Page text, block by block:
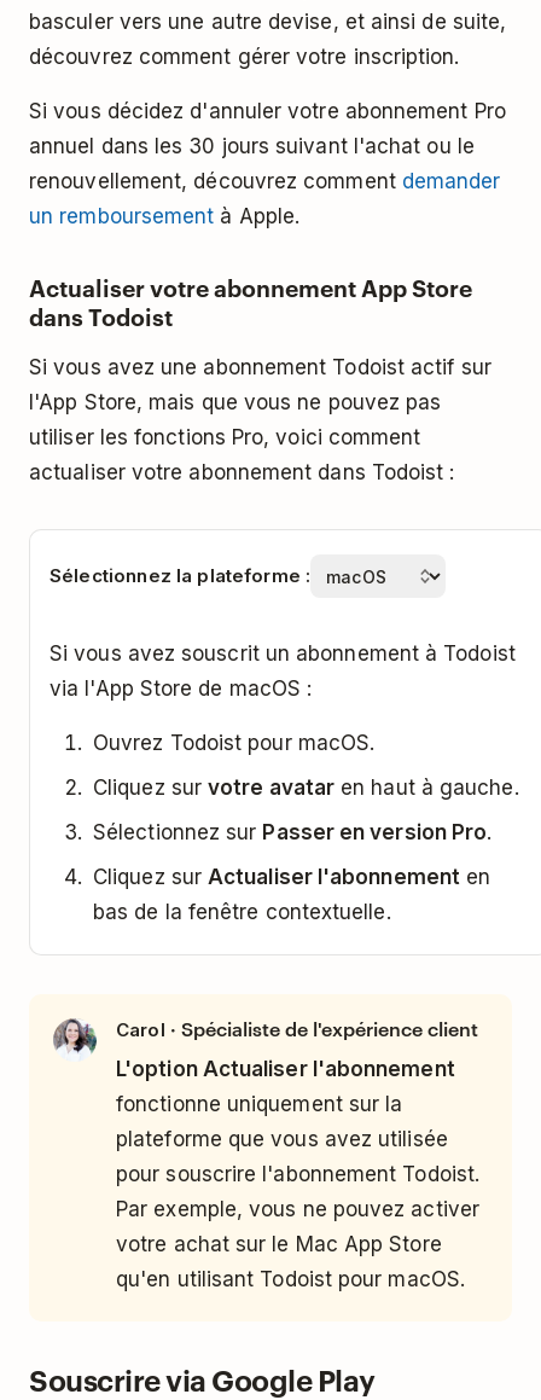
basculer vers une autre devise, et ainsi de suite,
découvrez comment gérer votre inscription.
Si vous décidez d'annuler votre abonnement Pro
annuel dans les 30 jours suivant l'achat ou le
renouvellement, découvrez comment demander
un remboursement à Apple.
Actualiser votre abonnement App Store
dans Todoist
Si vous avez une abonnement Todoist actif sur
l'App Store, mais que vous ne pouvez pas
utiliser les fonctions Pro, voici comment
actualiser votre abonnement dans Todoist :
Sélectionnez la plateforme :
Si vous avez souscrit un abonnement à Todoist
via l'App Store de macOS :
Ouvrez Todoist pour macOS.
Cliquez survotre avatar en haut à gauche.
Sélectionnez sur Passer en version Pro.
Cliquez surActualiser l'abonnement en
bas de la fenêtre contextuelle.
Carol · Spécialiste de l'expérience client
L'option Actualiser l'abonnement
fonctionne uniquement sur la
plateforme que vous avez utilisée
pour souscrire l'abonnement Todoist.
Par exemple, vous ne pouvez activer
votre achat sur le Mac App Store
qu'en utilisant Todoist pour macOS.
Souscrire via Google Play